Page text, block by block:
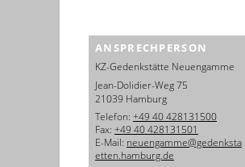
ANSPRECHPERSON
KZ-Gedenkstätte Neuengamme
Jean-Dolidier-Weg 75
21039 Hamburg
Telefon: +49 40 428131500
Fax: +49 40 428131501
E-Mail: neuengamme@gedenksta
etten.hamburg.de